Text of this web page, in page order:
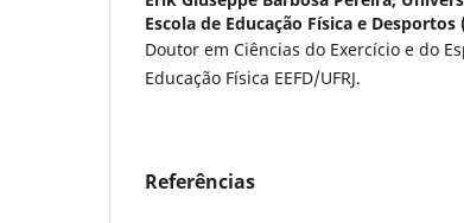
Escola de Educação Física e Desportos
Doutor em Ciências do Exercício e do
Educação Física EEFD/UFRJ.
Referências